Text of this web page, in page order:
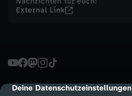
cmp-dialog-description
Deine Datenschutzeinstellungen
g
9
.
External Link